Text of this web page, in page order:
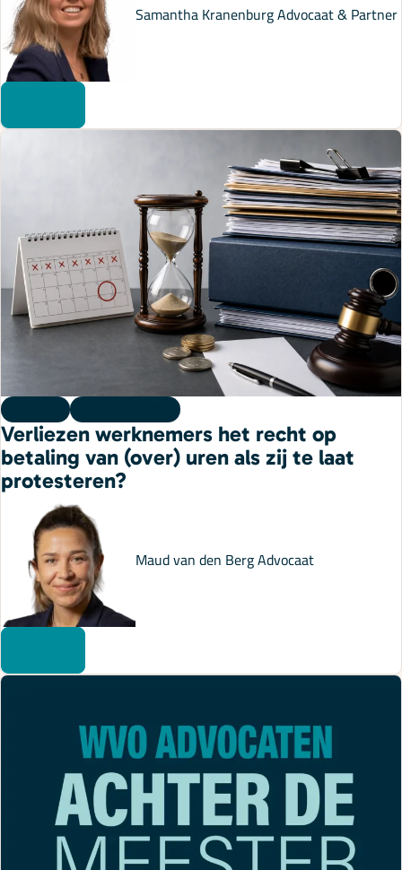
Samantha KranenburgAdvocaat & Partner
Verliezen werknemers het recht op
betaling van (over) uren als zij te laat
protesteren?
Maud van den BergAdvocaat